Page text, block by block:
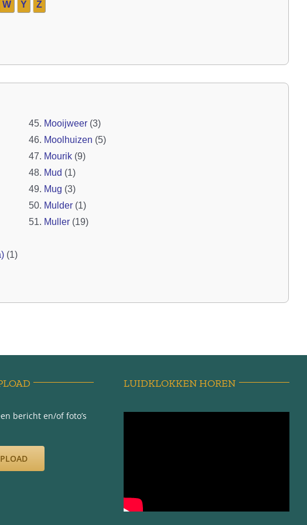
W Y Z
(1)
45. Mooijweer (3)
46. Moolhuizen (5)
47. Mourik (9)
48. Mud (1)
49. Mug (3)
50. Mulder (1)
51. Muller (19)
bericht en/of foto’s
LUIDKLOKKEN HOREN